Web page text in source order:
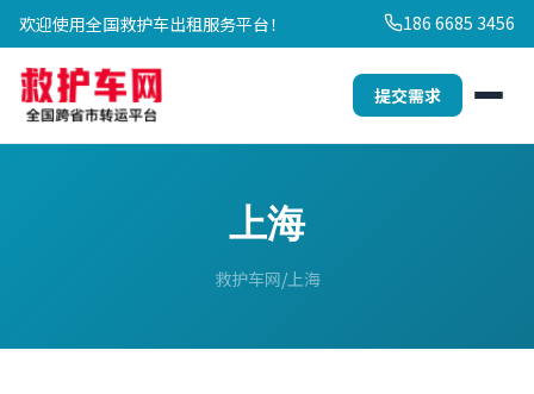
欢迎使用全国救护车出租服务平台！ 186 6685 3456
提交需求
上海
救护车网 上海